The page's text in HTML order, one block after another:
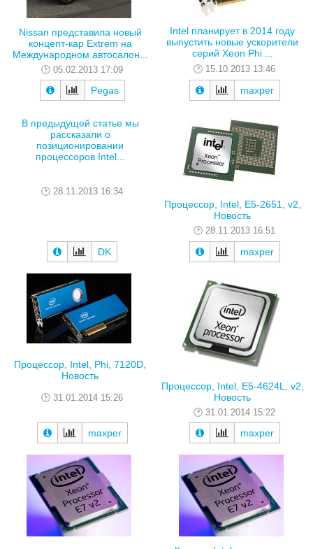
Nissan представила новый
концепт-кар Extrem на
Международном автосалон...
05.02.2013 17:09
Pegas
Intel планирует в 2014 году
выпустить новые ускорители
серий Xeon Phi ...
15.10.2013 13:46
maxper
В предыдущей статье мы
рассказали о
позиционировании
процессоров Intel...
28.11.2013 16:34
DK
Процессор, Intel, E5-2651, v2,
Новость
28.11.2013 16:51
maxper
Процессор, Intel, Phi, 7120D,
Новость
31.01.2014 15:26
maxper
Процессор, Intel, E5-4624L, v2,
Новость
31.01.2014 15:22
maxper